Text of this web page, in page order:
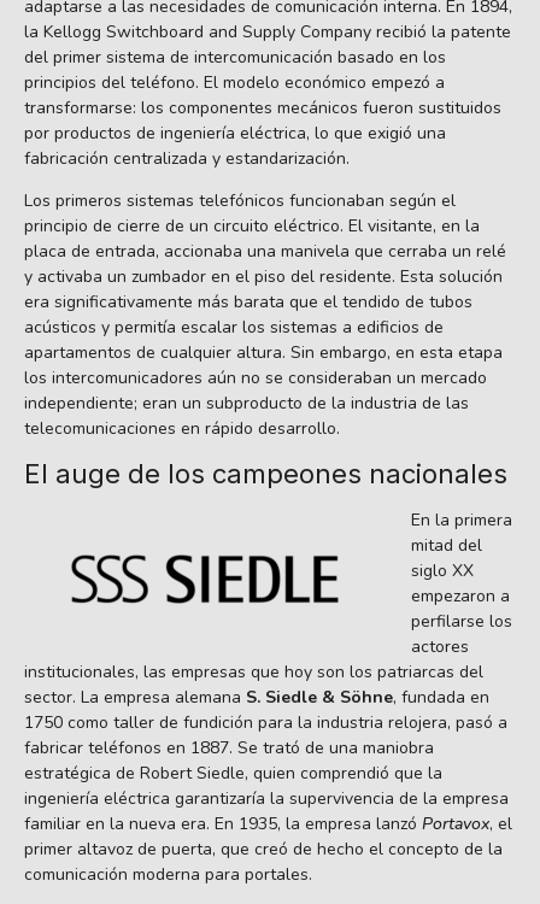
adaptarse a las necesidades de comunicación interna. En 1894,
la Kellogg Switchboard and Supply Company recibió la patente
del primer sistema de intercomunicación basado en los
principios del teléfono. El modelo económico empezó a
transformarse: los componentes mecánicos fueron sustituidos
por productos de ingeniería eléctrica, lo que exigió una
fabricación centralizada y estandarización.
Los primeros sistemas telefónicos funcionaban según el
principio de cierre de un circuito eléctrico. El visitante, en la
placa de entrada, accionaba una manivela que cerraba un relé
y activaba un zumbador en el piso del residente. Esta solución
era significativamente más barata que el tendido de tubos
acústicos y permitía escalar los sistemas a edificios de
apartamentos de cualquier altura. Sin embargo, en esta etapa
los intercomunicadores aún no se consideraban un mercado
independiente; eran un subproducto de la industria de las
telecomunicaciones en rápido desarrollo.
El auge de los campeones nacionales
En la primera
mitad del
siglo XX
empezaron a
perfilarse los
actores
institucionales, las empresas que hoy son los patriarcas del
sector. La empresa alemana S. Siedle & Söhne, fundada en
1750 como taller de fundición para la industria relojera, pasó a
fabricar teléfonos en 1887. Se trató de una maniobra
estratégica de Robert Siedle, quien comprendió que la
ingeniería eléctrica garantizaría la supervivencia de la empresa
familiar en la nueva era. En 1935, la empresa lanzó Portavox, el
primer altavoz de puerta, que creó de hecho el concepto de la
comunicación moderna para portales.